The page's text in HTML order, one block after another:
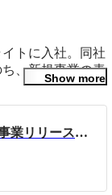
トに入社。同社
、新規事業の責
やす」をミッシ
Show more
【CEOインタビュー】新規事業リリースから3ヶ月。手応えと次なる一手とは？